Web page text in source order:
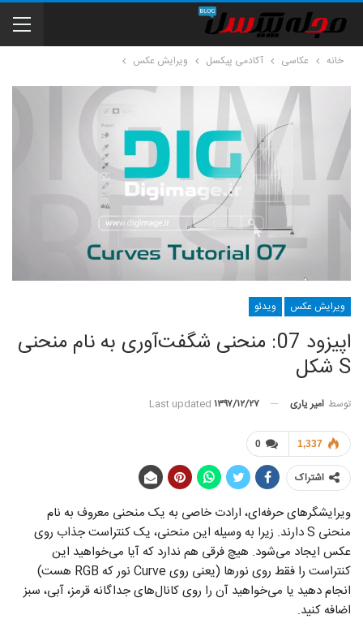
خانه عکاسی آکادمی پیکسل ویرایش عکس
ویرایش عکس ویدئو
اپیزود 07: منحنی شگفت‌آوری به نام منحنی
S شکل
توسط امیر یاری Last updated ۱۳۹۷/۱۲/۲۷
0 1,337
اشتراک
ویرایشگر‌های حرفه‌ای، ارادت خاصی به یک منحنی معروف به نام
منحنی S دارند. زیرا به وسیله این منحنی، یک کنتراست جذاب روی
عکس ایجاد می‌شود. هیچ فرقی هم ندارد که آیا می‌خواهید این
کنتراست را فقط روی نور‌ها (یعنی روی Curve نور که RGB هست)
انجام دهید یا می‌خواهید آن را روی کانال‌های جداگانه قرمز، آبی، سبز
اضافه کنید.